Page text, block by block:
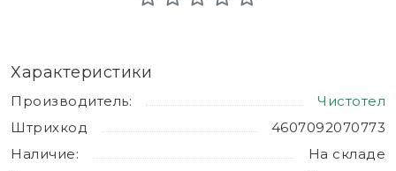
Характеристики
Производитель:
Чистотел
Штрихкод
4607092070773
Наличие:
На складе